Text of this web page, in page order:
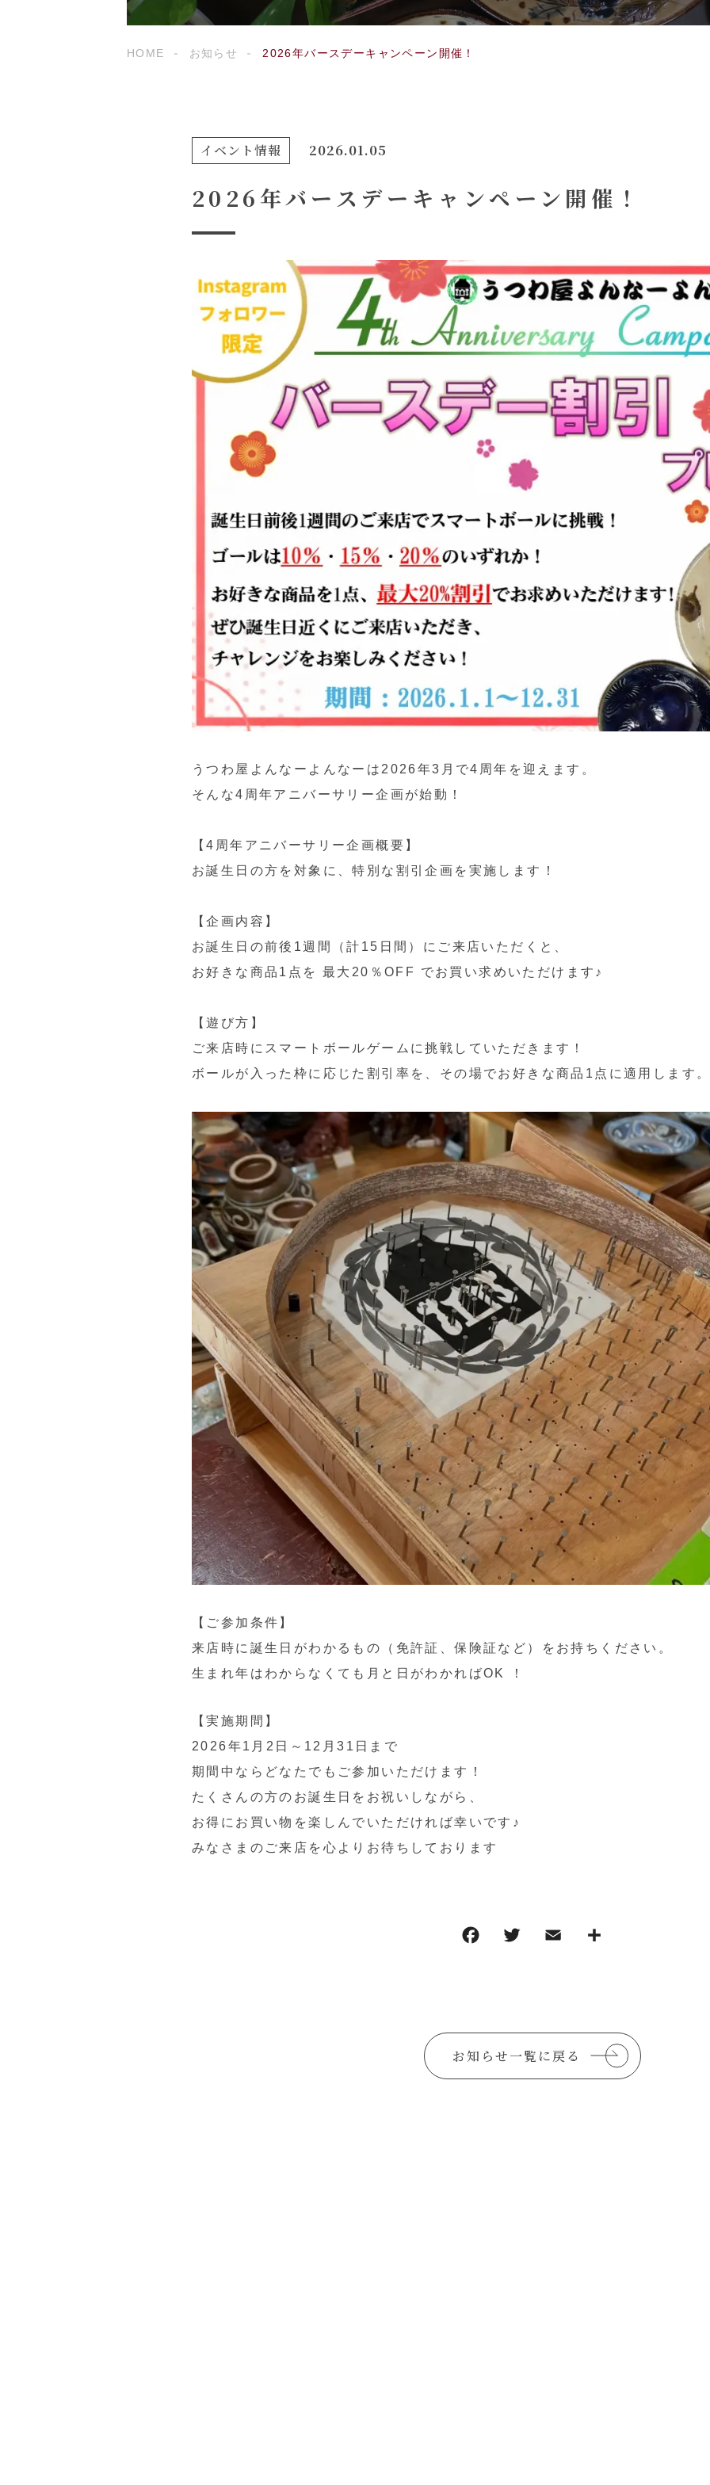
HOME お知らせ 2026年バースデーキャンペーン開催！
イベント情報 2026.01.05
2026年バースデーキャンペーン開催！
うつわ屋よんなーよんなーは2026年3月で4周年を迎えます。
そんな4周年アニバーサリー企画が始動！
【4周年アニバーサリー企画概要】
お誕生日の方を対象に、特別な割引企画を実施します！
【企画内容】
お誕生日の前後1週間（計15日間）にご来店いただくと、
お好きな商品1点を 最大20％OFF でお買い求めいただけます♪
【遊び方】
ご来店時にスマートボールゲームに挑戦していただきます！
ボールが入った枠に応じた割引率を、その場でお好きな商品1点に適用します
【ご参加条件】
来店時に誕生日がわかるもの（免許証、保険証など）をお持ちください。
生まれ年はわからなくても月と日がわかればOK ！
【実施期間】
2026年1月2日～12月31日まで
期間中ならどなたでもご参加いただけます！
たくさんの方のお誕生日をお祝いしながら、
お得にお買い物を楽しんでいただければ幸いです♪
みなさまのご来店を心よりお待ちしております
お知らせ一覧に戻る